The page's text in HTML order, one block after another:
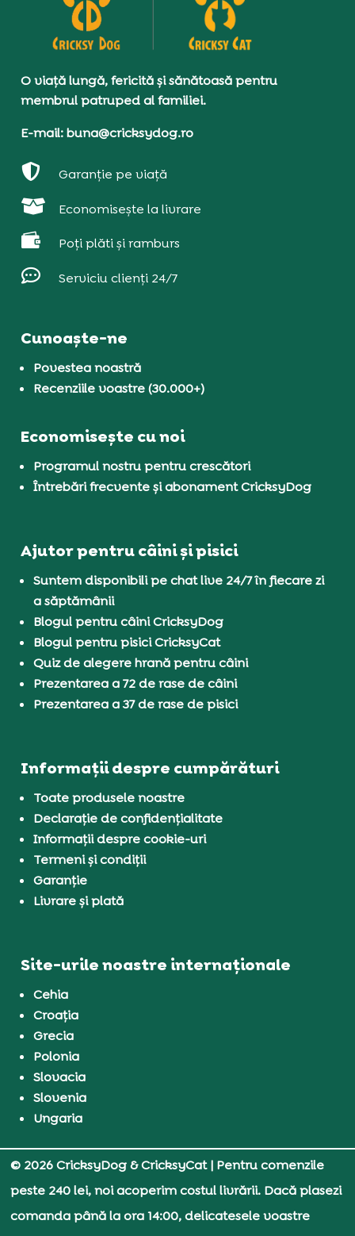
O viață lungă, fericită și sănătoasă pentru
membrul patruped al familiei.
E-mail: buna@cricksydog.ro
 Garanție pe viață
 Economisește la livrare
 Poți plăti și ramburs
 Serviciu clienți 24/7
Cunoaște-ne
Povestea noastră
Recenziile voastre (30.000+)
Economisește cu noi
Programul nostru pentru crescători
Întrebări frecvente și abonament CricksyDog
Ajutor pentru câini și pisici
Suntem disponibili pe chat live 24/7 în fiecare zi
a săptămânii
Blogul pentru câini CricksyDog
Blogul pentru pisici CricksyCat
Quiz de alegere hrană pentru câini
Prezentarea a 72 de rase de câini
Prezentarea a 37 de rase de pisici
Informații despre cumpărături
Toate produsele noastre
Declarație de confidențialitate
Informații despre cookie-uri
Termeni și condiții
Garanție
Livrare și plată
Site-urile noastre internaționale
Cehia
Croația
Grecia
Polonia
Slovacia
Slovenia
Ungaria
© 2026 CricksyDog & CricksyCat| Pentru comenzile
peste 240 lei, noi acoperim costul livrării. Dacă plasezi
comanda până la ora 14:00, delicatesele voastre